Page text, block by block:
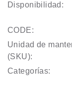
Disponibilidad:
CODE:
Unidad de
(SKU):
Categorías: